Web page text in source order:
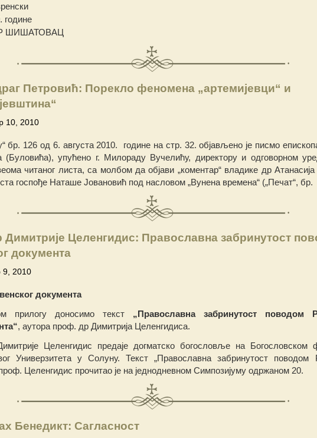
године
ШИШАТОВАЦ
Петровић: Порекло феномена „артемијевци“ и
10, 2010
бр. 126 од 6. августа 2010. године на стр. 32. објављено је писмо
(Буловића), упућено г. Милораду Вучелићу, директору и одговорном
читаног листа, са молбом да објави „коментар“ владике др
госпође Наташе Јовановић под насловом „Вунена времена“ („Печат“, бр.
Целенгидис: Православна забринутост
документа
9, 2010
документа
прилогу доносимо текст „Православна забринутост поводом
, аутора проф. др Димитрија Целенгидиса.
Целенгидис предаје догматско богословље на Богословском
Универзитета у Солуну. Текст „Православна забринутост поводом
Целенгидис прочитао је на једнодневном Симпозијуму одржаном 20.
Бенедикт: Сагласност